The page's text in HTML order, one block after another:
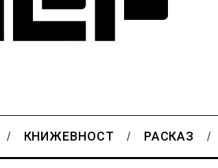
КНИЖЕВНОСТ РАСКАЗ